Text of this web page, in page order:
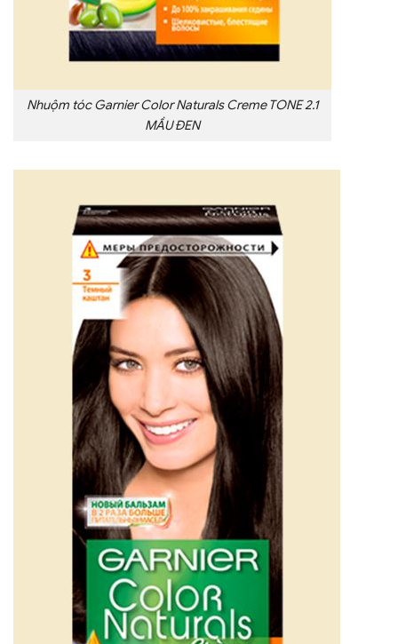
Nhuộm tóc Garnier Color Naturals Creme TONE 2.1
MẦU ĐEN